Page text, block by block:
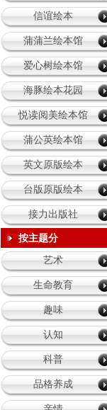
信谊绘本
蒲蒲兰绘本馆
爱心树绘本馆
海豚绘本花园
悦读阅美绘本馆
蒲公英绘本馆
英文原版绘本
台版原版绘本
接力出版社
按主题分
艺术
生命教育
趣味
认知
科普
品格养成